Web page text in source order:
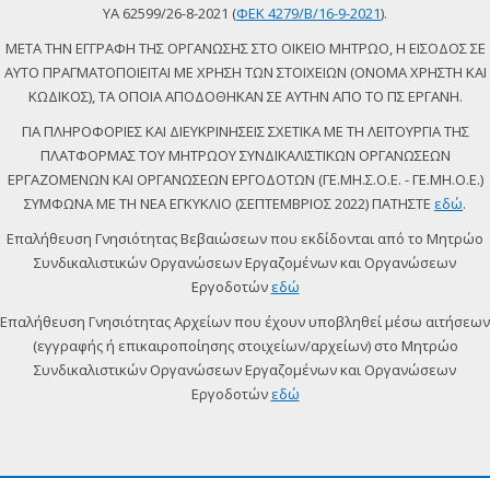
ΥΑ 62599/26-8-2021 (ΦΕΚ 4279/Β/16-9-2021).
ΜΕΤΑ ΤΗΝ ΕΓΓΡΑΦΗ ΤΗΣ ΟΡΓΑΝΩΣΗΣ ΣΤΟ ΟΙΚΕΙΟ ΜΗΤΡΩΟ, Η ΕΙΣΟΔΟΣ ΣΕ
ΑΥΤΟ ΠΡΑΓΜΑΤΟΠΟΙΕΙΤΑΙ ΜΕ ΧΡΗΣΗ ΤΩΝ ΣΤΟΙΧΕΙΩΝ (ΟΝΟΜΑ ΧΡΗΣΤΗ ΚΑΙ
ΚΩΔΙΚΟΣ), ΤΑ ΟΠΟΙΑ ΑΠΟΔΟΘΗΚΑΝ ΣΕ ΑΥΤΗΝ ΑΠΟ ΤΟ ΠΣ ΕΡΓΑΝΗ.
ΓΙΑ ΠΛΗΡΟΦΟΡΙΕΣ ΚΑΙ ΔΙΕΥΚΡΙΝΗΣΕΙΣ ΣΧΕΤΙΚΑ ΜΕ ΤΗ ΛΕΙΤΟΥΡΓΙΑ ΤΗΣ
ΠΛΑΤΦΟΡΜΑΣ ΤΟΥ ΜΗΤΡΩΟΥ ΣΥΝΔΙΚΑΛΙΣΤΙΚΩΝ ΟΡΓΑΝΩΣΕΩΝ
ΕΡΓΑΖΟΜΕΝΩΝ ΚΑΙ ΟΡΓΑΝΩΣΕΩΝ ΕΡΓΟΔΟΤΩΝ (ΓΕ.ΜΗ.Σ.Ο.Ε. - ΓΕ.ΜΗ.Ο.Ε.)
ΣΥΜΦΩΝΑ ΜΕ ΤΗ ΝΕΑ ΕΓΚΥΚΛΙΟ (ΣΕΠΤΕΜΒΡΙΟΣ 2022) ΠΑΤΗΣΤΕ εδώ.
Επαλήθευση Γνησιότητας Βεβαιώσεων που εκδίδονται από το Μητρώο
Συνδικαλιστικών Οργανώσεων Εργαζομένων και Οργανώσεων
Εργοδοτών εδώ
Επαλήθευση Γνησιότητας Αρχείων που έχουν υποβληθεί μέσω αιτήσεων
(εγγραφής ή επικαιροποίησης στοιχείων/αρχείων) στο Μητρώο
Συνδικαλιστικών Οργανώσεων Εργαζομένων και Οργανώσεων
Εργοδοτών εδώ